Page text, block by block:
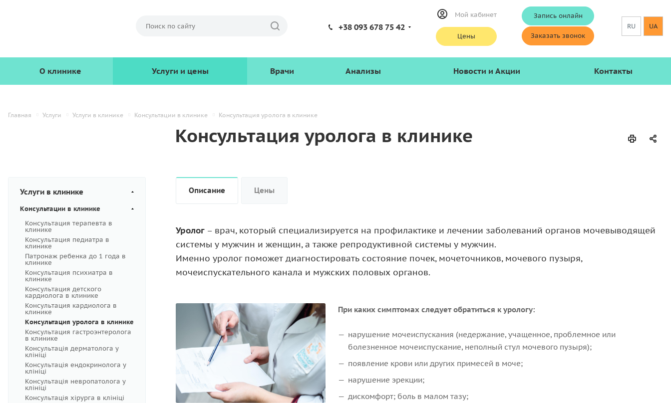
RU UA
Запись онлайн
Заказать звонок
Мой кабинет
Цены
+38 093 678 75 42
О клинике Услуги и цены Врачи Анализы Новости и Акции Контакты
Главная Услуги Услуги в клинике Консультации в клинике Консультация уролога в клинике
Консультация уролога в клинике
Услуги в клинике
Консультации в клинике
Консультация терапевта в
клинике
Консультация педиатра в
клинике
Патронаж ребенка до 1 года в
клинике
Консультация психиатра в
клинике
Консультация детского
кардиолога в клинике
Консультация кардиолога в
клинике
Консультация уролога в клинике
Консультация гастроэнтеролога
в клинике
Консультація дерматолога у
клініці
Консультація ендокринолога у
клініці
Консультація невропатолога у
клініці
Консультація хірурга в клініці
Описание Цены
Уролог– врач, который специализируется на профилактике и лечении заболеваний органов мочевыводящей
системы у мужчин и женщин, а также репродуктивной системы у мужчин.
Именно уролог поможет диагностировать состояние почек, мочеточников, мочевого пузыря,
мочеиспускательного канала и мужских половых органов.
При каких симптомах следует обратиться к урологу:
нарушение мочеиспускания (недержание, учащенное, проблемное или
болезненное мочеиспускание, неполный стул мочевого пузыря);
появление крови или других примесей в моче;
нарушение эрекции;
дискомфорт; боль в малом тазу;